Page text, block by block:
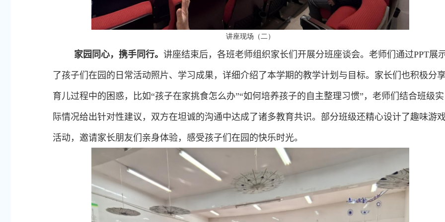
讲座现场（二）
家园同心，携手同行。 讲座结束后，各班老师组织家长们开展分班座谈会。老师们通过PPT展
了孩子们在园的日常活动照片、学习成果，详细介绍了本学期的教学计划与目标。家长们也积极分享
育儿过程中的困惑，比如“孩子在家挑食怎么办”“如何培养孩子的自主整理习惯”，老师们结合班级实
际情况给出针对性建议，双方在坦诚的沟通中达成了诸多教育共识。部分班级还精心设计了趣味游
活动，邀请家长朋友们亲身体验，感受孩子们在园的快乐时光。